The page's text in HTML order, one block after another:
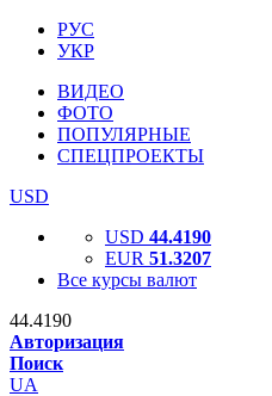
РУС
УКР
ВИДЕО
ФОТО
ПОПУЛЯРНЫЕ
СПЕЦПРОЕКТЫ
USD
USD 44.4190
EUR 51.3207
Все курсы валют
44.4190
Авторизация
Поиск
UA